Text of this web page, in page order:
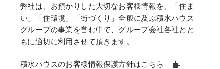
弊社は、お預かりした大切なお客様情報を、「住ま
い」「住環境」「街づくり」全般に及ぶ積水ハウス
グループの事業を営む中で、グループ会社各社とと
もに適切に利用させて頂きます。
積水ハウスのお客様情報保護方針はこちら